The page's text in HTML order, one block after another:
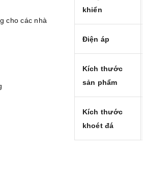
cho các nhà
khiển
Điện áp
Kích thước
sản phẩm
Kích thước
khoét đá